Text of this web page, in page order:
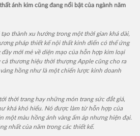
ánh kim cũng đang nổi bật của ngành năm
thành xu hướng trong một thời gian khá dài,
pháp thiết kế nội thất kinh điển có thể ứng
mới mẻ về diện mạo của hỗn hợp kim loại
cả thương hiệu thời thượng Apple cũng cho ra
hồng như là một chiến lược kinh doanh
thời trang hay những món trang sức đắt giá,
khá khó hiểu. Nó được làm từ hỗn hợp của
một màu hồng ánh vàng ấm áp nhưng hiện đại.
nhất của năm trong các thiết kế.